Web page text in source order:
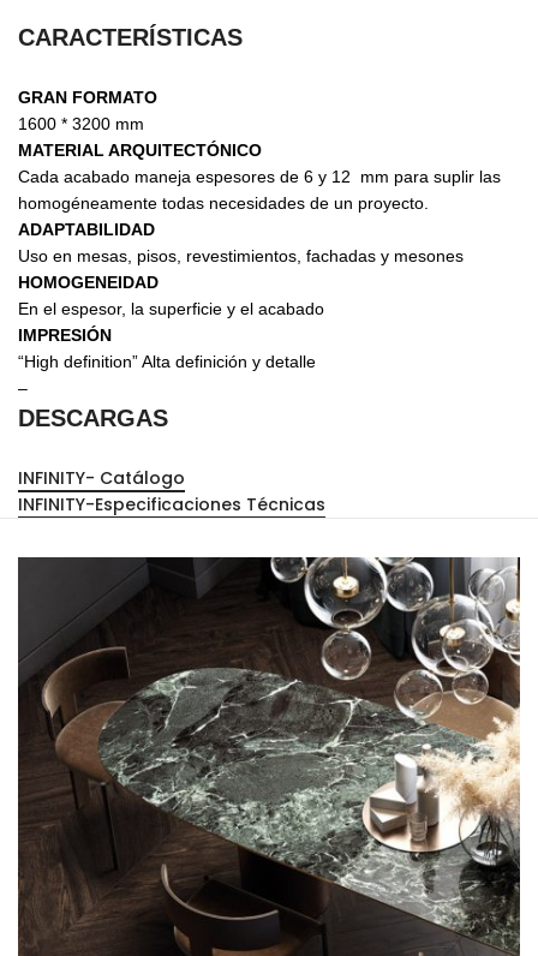
CARACTERÍSTICAS
GRAN FORMATO
1600 * 3200 mm
MATERIAL ARQUITECTÓNICO
Cada acabado maneja espesores de 6 y 12 mm para suplir las
homogéneamente todas necesidades de un proyecto.
ADAPTABILIDAD
Uso en mesas, pisos, revestimientos, fachadas y mesones
HOMOGENEIDAD
En el espesor, la superficie y el acabado
IMPRESIÓN
“High definition” Alta definición y detalle
–
DESCARGAS
INFINITY- Catálogo
INFINITY-Especificaciones Técnicas